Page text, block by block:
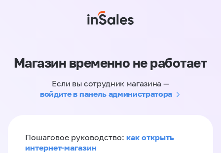
Магазин временно не работает
Если вы сотрудник магазина —
войдите в панель администратора
Пошаговое руководство: как открыть
интернет-магазин